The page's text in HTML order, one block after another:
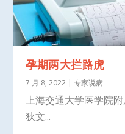
孕期两大拦路虎
7 月 8, 2022 |专家说病
上海交通大学医学院
狄文...